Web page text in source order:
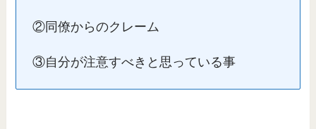
②同僚からのクレーム
③自分が注意すべきと思っている事